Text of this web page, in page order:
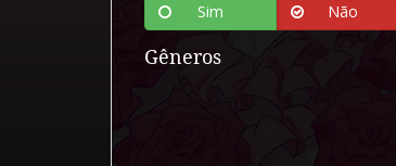
Sim Não
Gêneros